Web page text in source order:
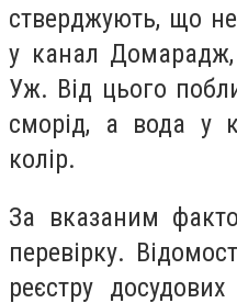
стверджують, що
у канал
Уж. Від цього
сморід, а вода у
колір.
За вказаним
перевірку.
реєстру